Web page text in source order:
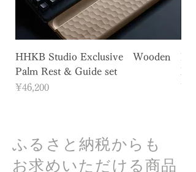
HHKB Studio Exclusive Wooden
Palm Rest & Guide set
Price
¥46,200
ふるさと納税からも
お求めいただける商品